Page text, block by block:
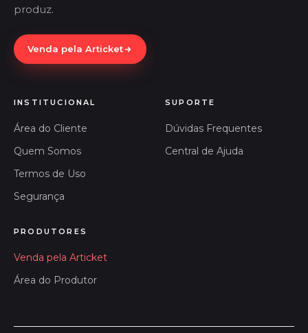
produz.
Venda pela Articket
INSTITUCIONAL
Área do Cliente
Quem Somos
Termos de Uso
Segurança
SUPORTE
Dúvidas Frequentes
Central de Ajuda
PRODUTORES
Venda pela Articket
Área do Produtor